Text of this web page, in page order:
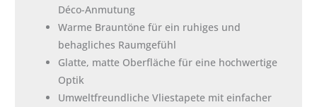
Déco-Anmutung
Warme Brauntöne für ein ruhiges und
behagliches Raumgefühl
Glatte, matte Oberfläche für eine hochwertige
Optik
Umweltfreundliche Vliestapete mit einfacher